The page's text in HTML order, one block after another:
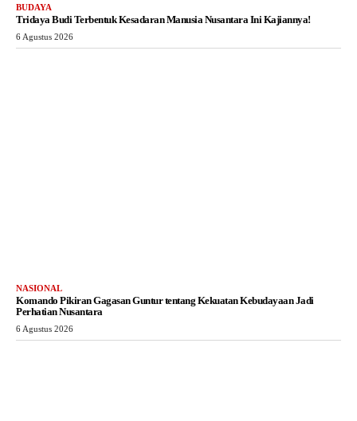
BUDAYA
Tridaya Budi Terbentuk Kesadaran Manusia Nusantara Ini Kajiannya!
6 Agustus 2026
NASIONAL
Komando Pikiran Gagasan Guntur tentang Kekuatan Kebudayaan Jadi
Perhatian Nusantara
6 Agustus 2026